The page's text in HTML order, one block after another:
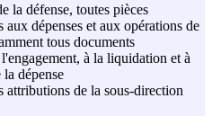
la défense, toutes pièces
dépenses et aux opérations de
tous documents
à la liquidation et à
dépense
attributions de la sous-direction